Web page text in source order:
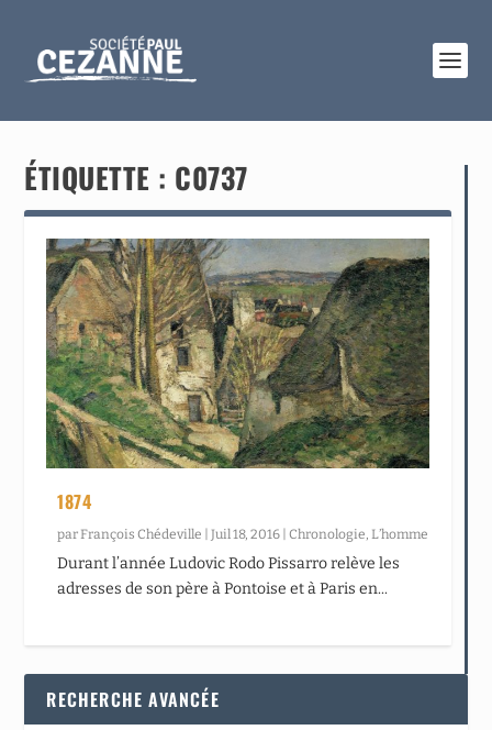
ÉTIQUETTE : C0737
1874
par François Chédeville |Juil 18, 2016 |Chronologie L’homme
Durant l’année Ludovic Rodo Pissarro relève les
adresses de son père à Pontoise et à Paris en...
RECHERCHE AVANCÉE